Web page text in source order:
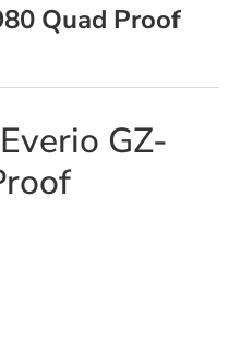
Quad Proof
GZ-